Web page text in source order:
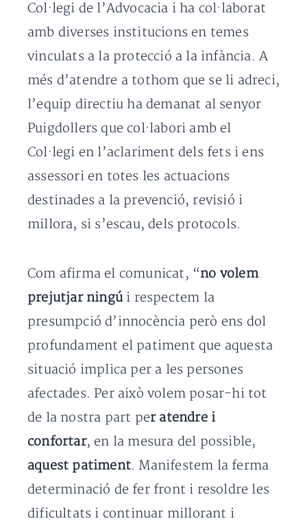
Col·legi de l’Advocacia i ha col·laborat
amb diverses institucions en temes
vinculats a la protecció a la infància. A
més d’atendre a tothom que se li adreci,
l’equip directiu ha demanat al senyor
Puigdollers que col·labori amb el
Col·legi en l’aclariment dels fets i ens
assessori en totes les actuacions
destinades a la prevenció, revisió i
millora, si s’escau, dels protocols.
Com afirma el comunicat, “no volem
prejutjar ningú i respectem la
presumpció d’innocència però ens dol
profundament el patiment que aquesta
situació implica per a les persones
afectades. Per això volem posar-hi tot
de la nostra part per atendre i
confortar, en la mesura del possible,
aquest patiment. Manifestem la ferma
determinació de fer front i resoldre les
dificultats i continuar millorant i